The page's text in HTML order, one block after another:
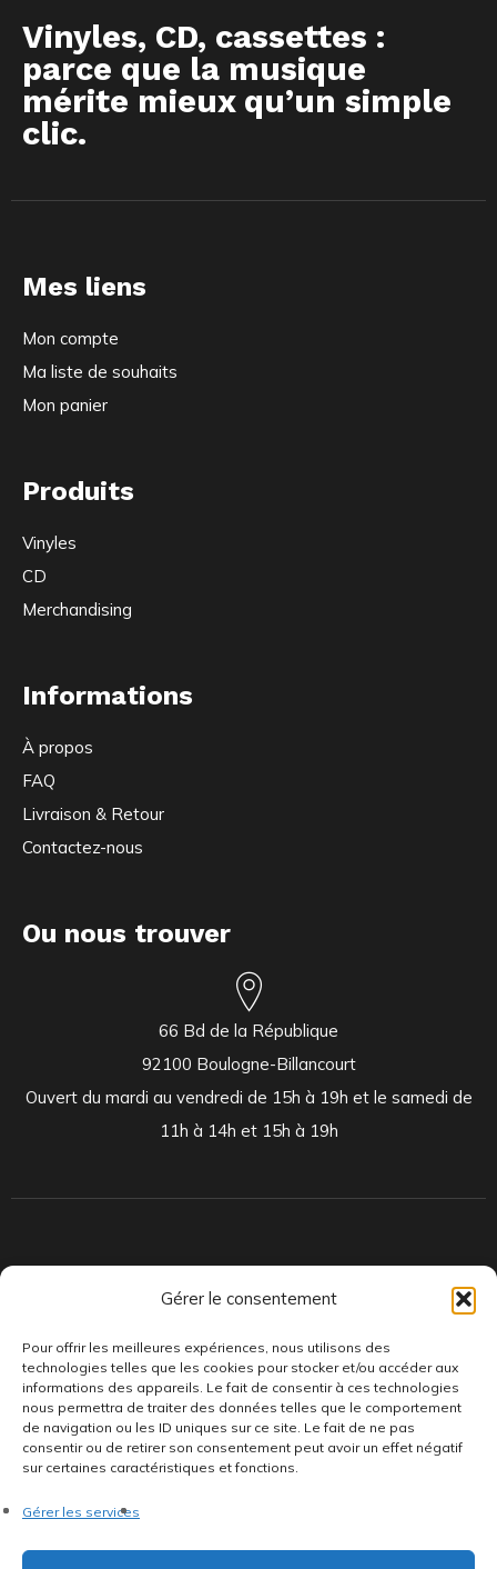
Gérer le consentement
Pour offrir les meilleures expériences, nous utilisons des
technologies telles que les cookies pour stocker et/ou accéder aux
informations des appareils. Le fait de consentir à ces technologies
nous permettra de traiter des données telles que le comportement
de navigation ou les ID uniques sur ce site. Le fait de ne pas
consentir ou de retirer son consentement peut avoir un effet négatif
sur certaines caractéristiques et fonctions.
Gérer les services
Vinyles, CD, cassettes :
parce que la musique
mérite mieux qu’un simple
clic.
Mes liens
Mon compte
Ma liste de souhaits
Mon panier
Produits
Vinyles
CD
Merchandising
Informations
À propos
FAQ
Livraison & Retour
Contactez-nous
Ou nous trouver
66 Bd de la République
92100 Boulogne-Billancourt
Ouvert du mardi au vendredi de 15h à 19h et le samedi de
11h à 14h et 15h à 19h
toujours des pépites musicales, dont des vinyles rares et exclusifs.
confidentialité
Politique de cookies•Termes & Condition•Mentions légales